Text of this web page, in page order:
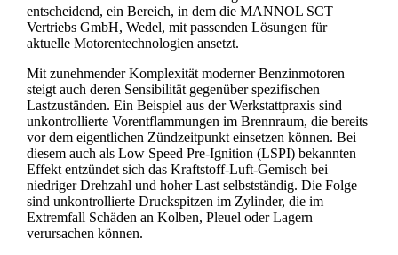
entscheidend, ein Bereich, in dem die MANNOL SCT
Vertriebs GmbH, Wedel, mit passenden Lösungen für
aktuelle Motorentechnologien ansetzt.
Mit zunehmender Komplexität moderner Benzinmotoren
steigt auch deren Sensibilität gegenüber spezifischen
Lastzuständen. Ein Beispiel aus der Werkstattpraxis sind
unkontrollierte Vorentflammungen im Brennraum, die bereits
vor dem eigentlichen Zündzeitpunkt einsetzen können. Bei
diesem auch als Low Speed Pre-Ignition (LSPI) bekannten
Effekt entzündet sich das Kraftstoff-Luft-Gemisch bei
niedriger Drehzahl und hoher Last selbstständig. Die Folge
sind unkontrollierte Druckspitzen im Zylinder, die im
Extremfall Schäden an Kolben, Pleuel oder Lagern
verursachen können.